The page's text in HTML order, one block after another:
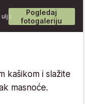
Pogledaj
fotogaleriju
kašikom i slažite
masnoće.